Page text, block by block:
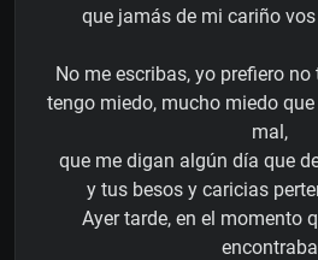
que jamás de mi cariño
No me escribas, yo prefiero
tengo miedo, mucho miedo
mal,
que me digan algún día que
y tus besos y caricias
Ayer tarde, en el momento
encontraba